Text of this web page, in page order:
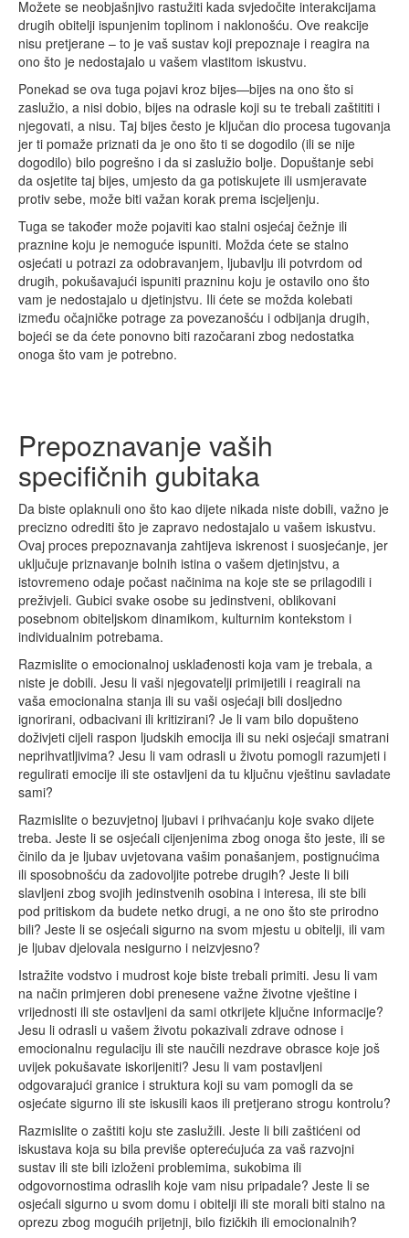
Možete se neobjašnjivo rastužiti kada svjedočite interakcijama
drugih obitelji ispunjenim toplinom i naklonošću. Ove reakcije
nisu pretjerane – to je vaš sustav koji prepoznaje i reagira na
ono što je nedostajalo u vašem vlastitom iskustvu.
Ponekad se ova tuga pojavi kroz bijes—bijes na ono što si
zaslužio, a nisi dobio, bijes na odrasle koji su te trebali zaštititi i
njegovati, a nisu. Taj bijes često je ključan dio procesa tugovanja
jer ti pomaže priznati da je ono što ti se dogodilo (ili se nije
dogodilo) bilo pogrešno i da si zaslužio bolje. Dopuštanje sebi
da osjetite taj bijes, umjesto da ga potiskujete ili usmjeravate
protiv sebe, može biti važan korak prema iscjeljenju.
Tuga se također može pojaviti kao stalni osjećaj čežnje ili
praznine koju je nemoguće ispuniti. Možda ćete se stalno
osjećati u potrazi za odobravanjem, ljubavlju ili potvrdom od
drugih, pokušavajući ispuniti prazninu koju je ostavilo ono što
vam je nedostajalo u djetinjstvu. Ili ćete se možda kolebati
između očajničke potrage za povezanošću i odbijanja drugih,
bojeći se da ćete ponovno biti razočarani zbog nedostatka
onoga što vam je potrebno.
Prepoznavanje vaših
specifičnih gubitaka
Da biste oplaknuli ono što kao dijete nikada niste dobili, važno je
precizno odrediti što je zapravo nedostajalo u vašem iskustvu.
Ovaj proces prepoznavanja zahtijeva iskrenost i suosjećanje, jer
uključuje priznavanje bolnih istina o vašem djetinjstvu, a
istovremeno odaje počast načinima na koje ste se prilagodili i
preživjeli. Gubici svake osobe su jedinstveni, oblikovani
posebnom obiteljskom dinamikom, kulturnim kontekstom i
individualnim potrebama.
Razmislite o emocionalnoj usklađenosti koja vam je trebala, a
niste je dobili. Jesu li vaši njegovatelji primijetili i reagirali na
vaša emocionalna stanja ili su vaši osjećaji bili dosljedno
ignorirani, odbacivani ili kritizirani? Je li vam bilo dopušteno
doživjeti cijeli raspon ljudskih emocija ili su neki osjećaji smatrani
neprihvatljivima? Jesu li vam odrasli u životu pomogli razumjeti i
regulirati emocije ili ste ostavljeni da tu ključnu vještinu savladate
sami?
Razmislite o bezuvjetnoj ljubavi i prihvaćanju koje svako dijete
treba. Jeste li se osjećali cijenjenima zbog onoga što jeste, ili se
činilo da je ljubav uvjetovana vašim ponašanjem, postignućima
ili sposobnošću da zadovoljite potrebe drugih? Jeste li bili
slavljeni zbog svojih jedinstvenih osobina i interesa, ili ste bili
pod pritiskom da budete netko drugi, a ne ono što ste prirodno
bili? Jeste li se osjećali sigurno na svom mjestu u obitelji, ili vam
je ljubav djelovala nesigurno i neizvjesno?
Istražite vodstvo i mudrost koje biste trebali primiti. Jesu li vam
na način primjeren dobi prenesene važne životne vještine i
vrijednosti ili ste ostavljeni da sami otkrijete ključne informacije?
Jesu li odrasli u vašem životu pokazivali zdrave odnose i
emocionalnu regulaciju ili ste naučili nezdrave obrasce koje još
uvijek pokušavate iskorijeniti? Jesu li vam postavljeni
odgovarajući granice i struktura koji su vam pomogli da se
osjećate sigurno ili ste iskusili kaos ili pretjerano strogu kontrolu?
Razmislite o zaštiti koju ste zaslužili. Jeste li bili zaštićeni od
iskustava koja su bila previše opterećujuća za vaš razvojni
sustav ili ste bili izloženi problemima, sukobima ili
odgovornostima odraslih koje vam nisu pripadale? Jeste li se
osjećali sigurno u svom domu i obitelji ili ste morali biti stalno na
oprezu zbog mogućih prijetnji, bilo fizičkih ili emocionalnih?